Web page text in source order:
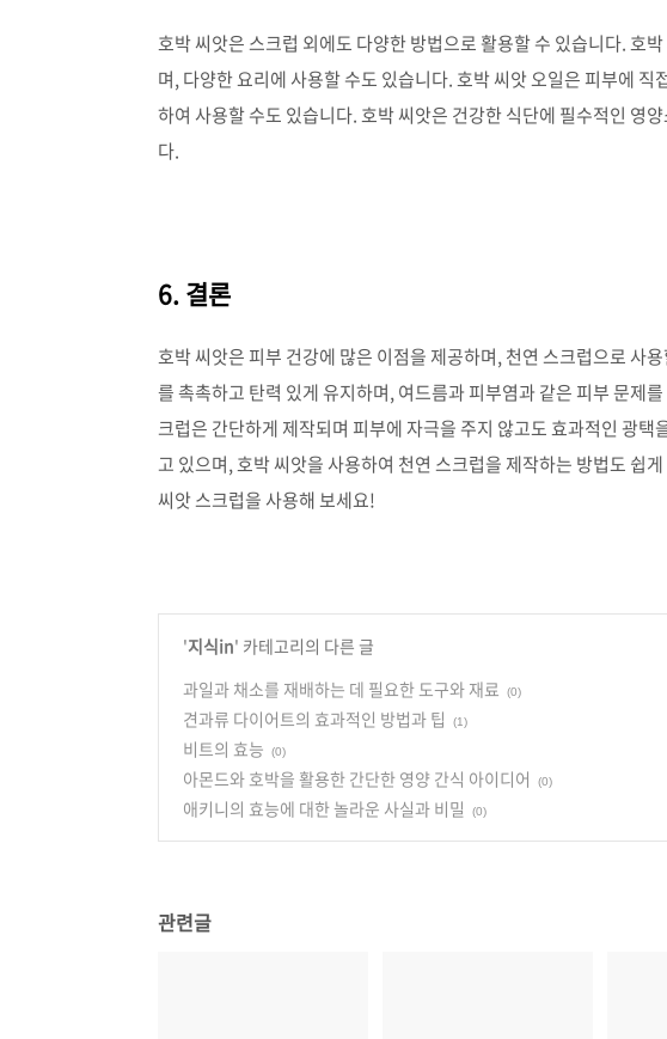
호박 씨앗은 스크럽 외에도 다양한 방법으로 활용할 수 있습니다. 호
며, 다양한 요리에 사용할 수도 있습니다. 호박 씨앗 오일은 피부에
하여 사용할 수도 있습니다. 호박 씨앗은 건강한 식단에 필수적인 영
다.
6. 결론
호박 씨앗은 피부 건강에 많은 이점을 제공하며, 천연 스크럽으로 사
를 촉촉하고 탄력 있게 유지하며, 여드름과 피부염과 같은 피부 문제
크럽은 간단하게 제작되며 피부에 자극을 주지 않고도 효과적인 광택
고 있으며, 호박 씨앗을 사용하여 천연 스크럽을 제작하는 방법도 쉽
씨앗 스크럽을 사용해 보세요!
'지식in' 카테고리의 다른 글
과일과 채소를 재배하는 데 필요한 도구와 재료
(0)
견과류 다이어트의 효과적인 방법과 팁 (1)
비트의 효능 (0)
아몬드와 호박을 활용한 간단한 영양 간식 아이디어 (0)
애키니의 효능에 대한 놀라운 사실과 비밀 (0)
관련글